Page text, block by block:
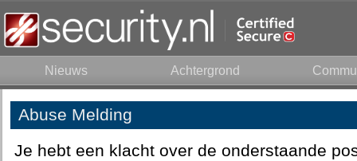
Nieuws Achtergrond
Abuse Melding
Je hebt een klacht over de onderstaande